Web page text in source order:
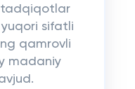
tadqiqotlar
sifatli
qamrovli
madaniy